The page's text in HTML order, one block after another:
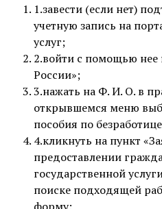
1.завести (если нет)
учетную запись на
услуг;
2.войти с помощью нее
России»;
3.нажать на Ф. И. О. в
открывшемся меню
пособия по
4.кликнуть на пункт
предоставлении
государственной
поиске подходящей